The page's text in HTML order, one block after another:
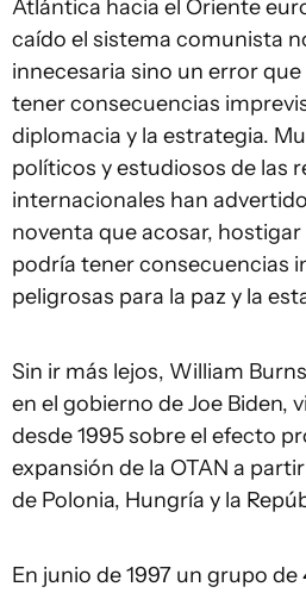
Atlántica hacia el Oriente
caído el sistema comunista
innecesaria sino un error
tener consecuencias
diplomacia y la estrategia.
políticos y estudiosos de las
internacionales han
noventa que acosar, hostigar
podría tener consecuencias
peligrosas para la paz y la
Sin ir más lejos, William
en el gobierno de Joe Biden,
desde 1995 sobre el efecto
expansión de la OTAN a
de Polonia, Hungría y la
En junio de 1997 un grupo